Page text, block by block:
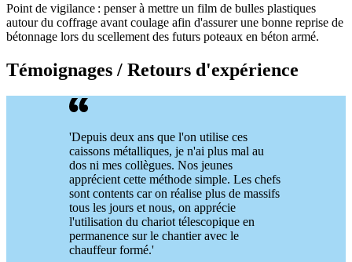
Point de vigilance : penser à mettre un film de bulles plastiques
autour du coffrage avant coulage afin d'assurer une bonne reprise de
bétonnage lors du scellement des futurs poteaux en béton armé.
Témoignages / Retours d'expérience
'Depuis deux ans que l'on utilise ces
caissons métalliques, je n'ai plus mal au
dos ni mes collègues. Nos jeunes
apprécient cette méthode simple. Les chefs
sont contents car on réalise plus de massifs
tous les jours et nous, on apprécie
l'utilisation du chariot télescopique en
permanence sur le chantier avec le
chauffeur formé.'